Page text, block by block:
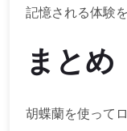
記憶される体験
まとめ
胡蝶蘭を使って